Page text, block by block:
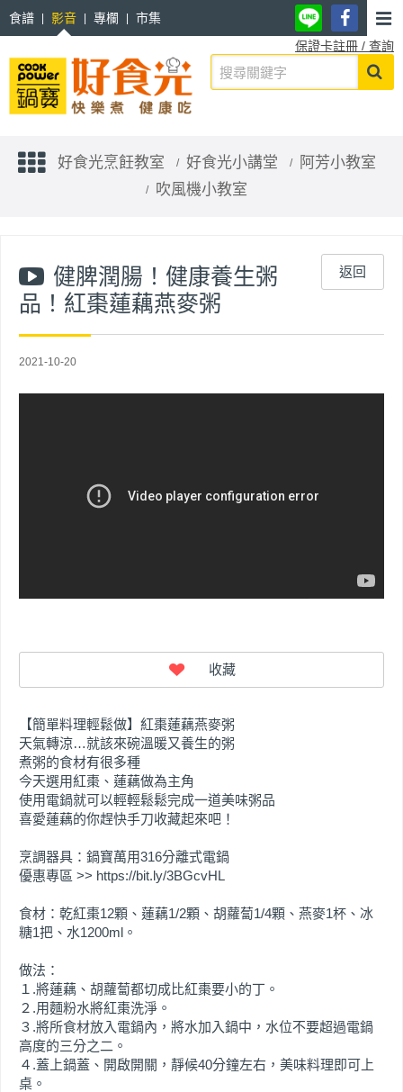
食譜 影音 專欄
市集
保證卡註冊 / 查詢
好食光烹飪教室 好食光小講堂
阿芳小教室
吹風機小教室
健脾潤腸！健康養生粥
品！紅棗蓮藕燕麥粥
返回
2021-10-20
【簡單料理輕鬆做】紅棗蓮藕燕麥粥
天氣轉涼…就該來碗溫暖又養生的粥
煮粥的食材有很多種
今天選用紅棗、蓮藕做為主角
使用電鍋就可以輕輕鬆鬆完成一道美味粥品
喜愛蓮藕的你趕快手刀收藏起來吧！
烹調器具：鍋寶萬用316分離式電鍋
優惠專區 >> https://bit.ly/3BGcvHL
食材：乾紅棗12顆、蓮藕1/2顆、胡蘿蔔1/4顆、燕麥1杯、冰
糖1把、水1200ml。
做法：
１.將蓮藕、胡蘿蔔都切成比紅棗要小的丁。
２.用麵粉水將紅棗洗淨。
３.將所食材放入電鍋內，將水加入鍋中，水位不要超過電鍋
高度的三分之二。
４.蓋上鍋蓋、開啟開關，靜候40分鐘左右，美味料理即可上
桌。